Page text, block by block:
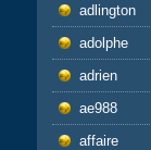
adlington
adolphe
adrien
ae988
affaire